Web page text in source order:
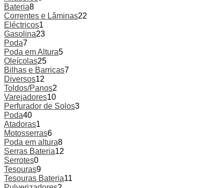
Bateria8
Correntes e Lâminas22
Eléctricos1
Gasolina23
Poda7
Poda em Altura5
Oleícolas25
Bilhas e Barricas7
Diversos12
Toldos/Panos2
Varejadores10
Perfurador de Solos3
Poda40
Atadoras1
Motosserras6
Poda em altura8
Serras Bateria12
Serrotes0
Tesouras9
Tesouras Bateria11